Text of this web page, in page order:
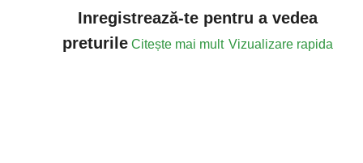
Inregistrează-te pentru a vedea
preturile Citește mai mult Vizualizare rapida